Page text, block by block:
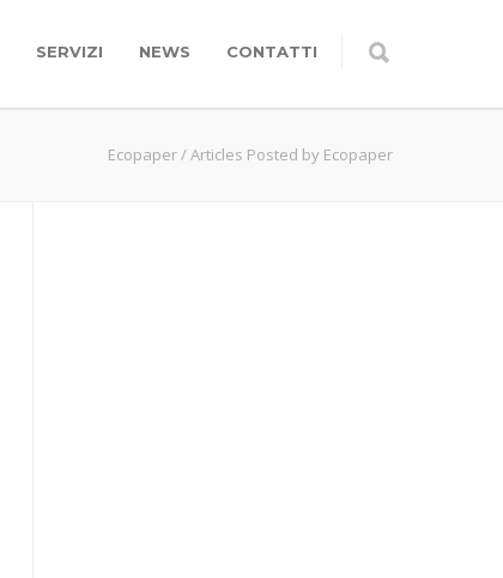
SERVIZI NEWS CONTATTI
Ecopaper/Articles Posted by Ecopaper